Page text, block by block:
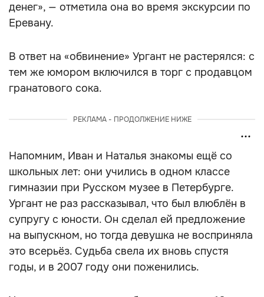
денег», — отметила она во время экскурсии по
Еревану.
В ответ на «обвинение» Ургант не растерялся: с
тем же юмором включился в торг с продавцом
гранатового сока.
РЕКЛАМА - ПРОДОЛЖЕНИЕ НИЖЕ
Напомним, Иван и Наталья знакомы ещё со
школьных лет: они учились в одном классе
гимназии при Русском музее в Петербурге.
Ургант не раз рассказывал, что был влюблён в
супругу с юности. Он сделал ей предложение
на выпускном, но тогда девушка не восприняла
это всерьёз. Судьба свела их вновь спустя
годы, и в 2007 году они поженились.